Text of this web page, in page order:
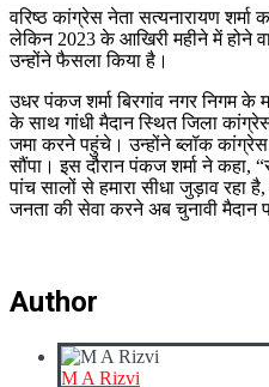
वरिष्ठ कांग्रेस नेता सत्यनारायण
लेकिन 2023 के आखिरी महीने में होने
उन्होंने फैसला किया है।
उधर पंकज शर्मा बिरगांव नगर निगम के
के साथ गांधी मैदान स्थित जिला
जमा करने पहुंचे। उन्होंने ब्लॉक
सौंपा। इस दौरान पंकज शर्मा ने कहा,
पांच सालों से हमारा सीधा जुड़ाव रहा
जनता की सेवा करने अब चुनावी मैदान
Author
M A Rizvi